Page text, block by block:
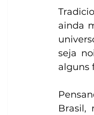
ainda
seja
alguns
Brasil,